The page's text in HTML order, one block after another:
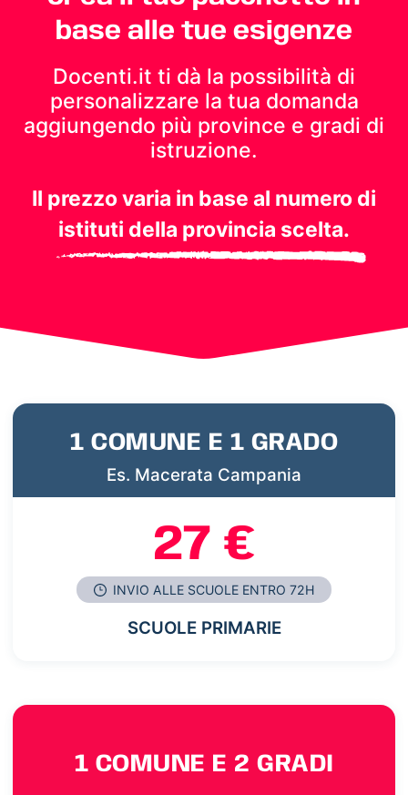
base alle tue esigenze
Docenti.it ti dà la possibilità di
personalizzare la tua domanda
aggiungendo più province e gradi di
istruzione.
Il prezzo varia in base al numero di
istituti della provincia scelta.
1 COMUNE E 1 GRADO
Es. Macerata Campania
27 €
INVIO ALLE SCUOLE ENTRO 72H
SCUOLE PRIMARIE
1 COMUNE E 2 GRADI